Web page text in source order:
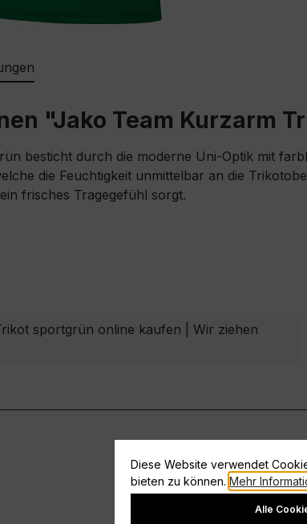
"Jako Team Kurzarm
besticht durch die moderne Uni-Optik mit
die Feuchtigkeit unmittelbar an die
frisches Tragegefühl sorgt.
sportgrün online kaufen | Wir ziehen
Information
Vertrag widerrufen
Diese Website verwendet
bieten zu können. Mehr
Cookie- Alle